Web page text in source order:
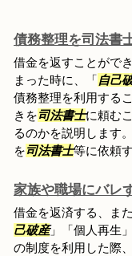
債務整理を司法書
借金を返すことがで
まった時に、「自己
債務整理を利用する
きを司法書士に頼む
るのかを説明します
を司法書士等に依頼
家族や職場にバレ
借金を返済する、ま
己破産」「個人再生
の制度を利用した際